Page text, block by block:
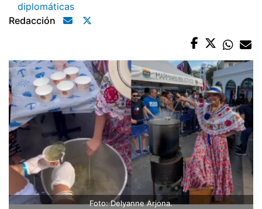
diplomáticas
Redacción
Foto: Delyanne Arjona.